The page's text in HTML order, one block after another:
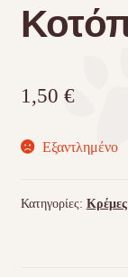
1,50 €
Εξαντλημένο
Κατηγορίες: